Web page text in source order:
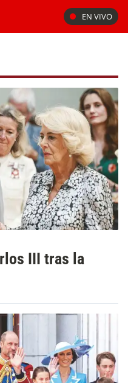
EN VIVO
III tras la